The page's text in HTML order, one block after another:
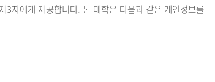
자에게 제공합니다. 본 대학은 다음과 같은 개인정보를